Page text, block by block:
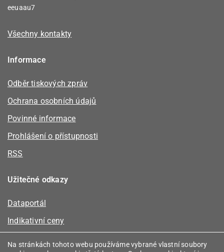
eeuaau7
Všechny kontakty
Informace
Odběr tiskových zpráv
Ochrana osobních údajů
Povinné informace
Prohlášení o přístupnosti
RSS
Užitečné odkazy
Dataportál
Indikativní ceny
Na stránkách tohoto webu používáme vybrané vlastní soubory